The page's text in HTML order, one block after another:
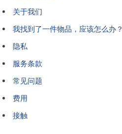
关于我们
我找到了一件物品，应该怎么办？
隐私
服务条款
常见问题
费用
接触